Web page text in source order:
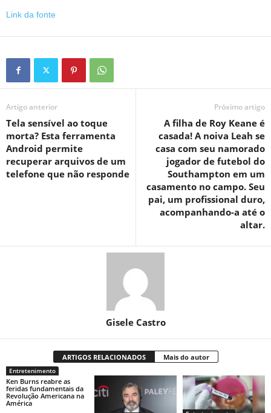
Link da fonte
Artigo anterior
Tela sensível ao toque
morta? Esta ferramenta
Android permite
recuperar arquivos de um
telefone que não responde
Próximo artigo
A filha de Roy Keane é
casada! A noiva Leah se
casa com seu namorado
jogador de futebol do
Southampton em um
casamento no campo. Seu
pai, um profissional duro,
acompanhando-a até o
altar.
Gisele Castro
ARTIGOS RELACIONADOS Mais do autor
Entretenimento
Ken Burns reabre as
feridas fundamentais da
Revolução Americana na
América